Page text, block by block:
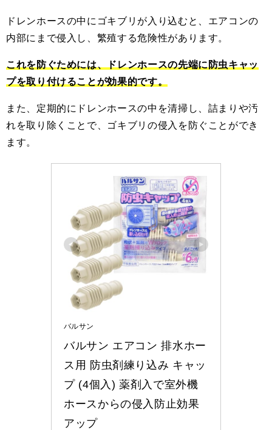
ドレンホースの中にゴキブリが入り込むと、エアコンの
内部にまで侵入し、繁殖する危険性があります。
これを防ぐためには、ドレンホースの先端に防虫キャッ
プを取り付けることが効果的です。
また、定期的にドレンホースの中を清掃し、詰まりや汚
れを取り除くことで、ゴキブリの侵入を防ぐことができ
ます。
バルサン
バルサン エアコン 排水ホー
ス用 防虫剤練り込み キャッ
プ (4個入) 薬剤入で室外機
ホースからの侵入防止効果
アップ